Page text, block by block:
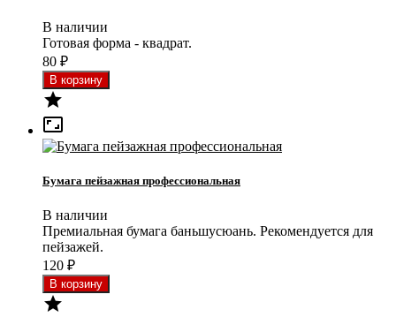
В наличии
Готовая форма - квадрат.
80 ₽


Бумага пейзажная профессиональная
В наличии
Премиальная бумага баньшусюань. Рекомендуется для
пейзажей.
120 ₽
